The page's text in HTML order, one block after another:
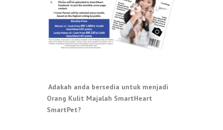
Adakah anda bersedia untuk menjadi
Orang Kulit Majalah SmartHeart
SmartPet?